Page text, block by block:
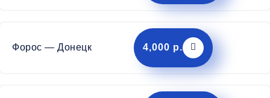
Форос — Донецк 4,000 р.